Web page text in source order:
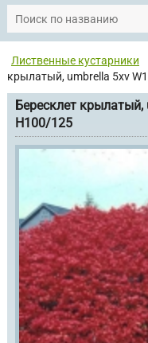
Лиственные кустарники
крылатый, umbrella 5xv
Бересклет
H100/125